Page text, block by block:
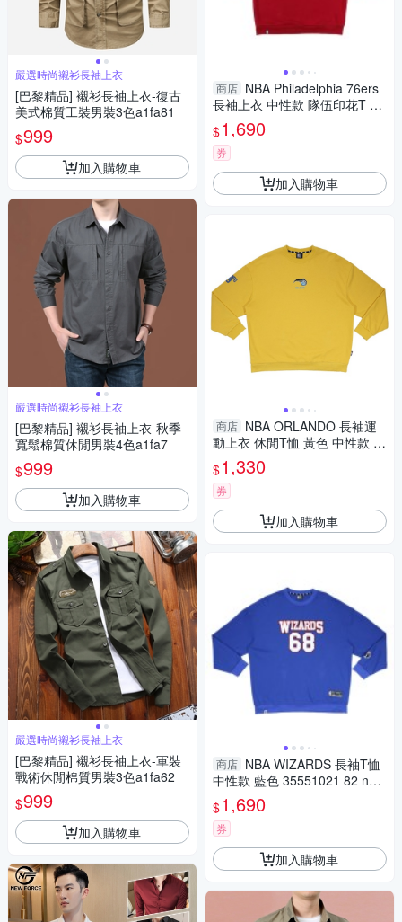
嚴選時尚襯衫長袖上衣
[巴黎精品] 襯衫長袖上衣-復古
美式棉質工裝男裝3色a1fa81
$999
加入購物車
嚴選時尚襯衫長袖上衣
[巴黎精品] 襯衫長袖上衣-秋季
寬鬆棉質休閒男裝4色a1fa7
$999
加入購物車
嚴選時尚襯衫長袖上衣
[巴黎精品] 襯衫長袖上衣-軍裝
戰術休閒棉質男裝3色a1fa62
$999
加入購物車
商店 NBA Philadelphia 76ers
長袖上衣 中性款 隊伍印花T 紅
色 35551026 40 noB82
$1,690
券
加入購物車
商店 NBA ORLANDO 長袖運
動上衣 休閒T恤 黃色 中性款 3
5551012 62 noB75
$1,330
券
加入購物車
商店 NBA WIZARDS 長袖T恤
中性款 藍色 35551021 82 noB
78
$1,690
券
加入購物車